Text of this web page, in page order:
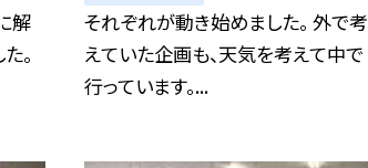
解
。
それぞれが動き始めました。 外で考
えていた企画も、天気を考えて中で
行っています。...